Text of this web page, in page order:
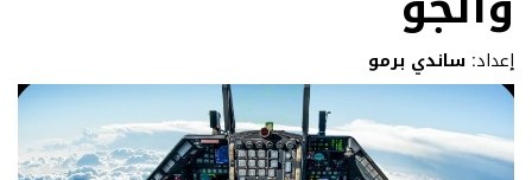
إعداد: ساندي برمو